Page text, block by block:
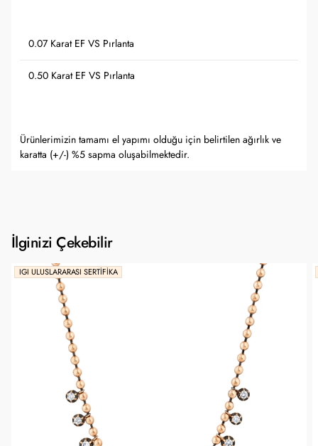
0.07 Karat EF VS Pırlanta
0.50 Karat EF VS Pırlanta
Ürünlerimizin tamamı el yapımı olduğu için belirtilen ağırlık ve
karatta (+/-) %5 sapma oluşabilmektedir.
İlginizi Çekebilir
IGI ULUSLARARASI SERTIFIKA